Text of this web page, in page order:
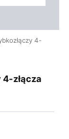
4-
złącza